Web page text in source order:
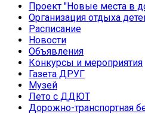
Проект "Новые места в
Организация отдыха
Расписание
Новости
Объявления
Конкурсы и мероприятия
Газета ДРУГ
Музей
Лето с ДДЮТ
Дорожно-транспортная